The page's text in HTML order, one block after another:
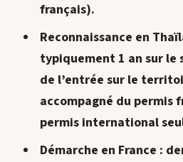
français).
Reconnaissance en
typiquement 1 an sur le
de l’entrée sur le
accompagné du permis
permis international
Démarche en France :